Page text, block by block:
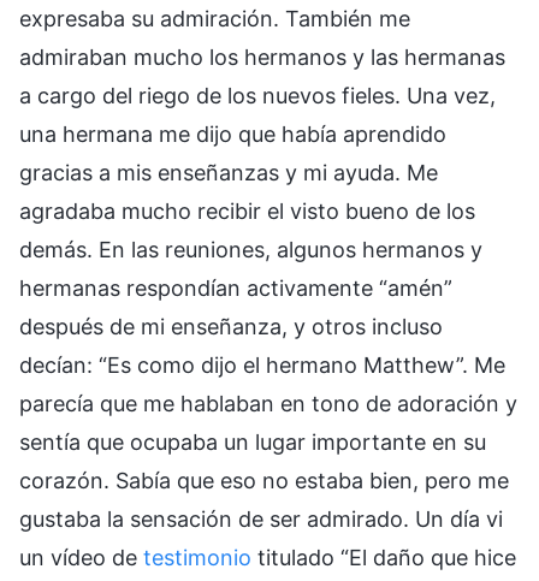
expresaba su admiración. También me
admiraban mucho los hermanos y las hermanas
a cargo del riego de los nuevos fieles. Una vez,
una hermana me dijo que había aprendido
gracias a mis enseñanzas y mi ayuda. Me
agradaba mucho recibir el visto bueno de los
demás. En las reuniones, algunos hermanos y
hermanas respondían activamente “amén”
después de mi enseñanza, y otros incluso
decían: “Es como dijo el hermano Matthew”. Me
parecía que me hablaban en tono de adoración y
sentía que ocupaba un lugar importante en su
corazón. Sabía que eso no estaba bien, pero me
gustaba la sensación de ser admirado. Un día vi
un vídeo de testimonio titulado “El daño que hice